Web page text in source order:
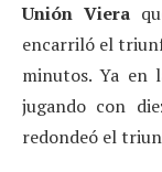
Unión Viera
encarriló el
minutos. Ya en
jugando con
redondeó el